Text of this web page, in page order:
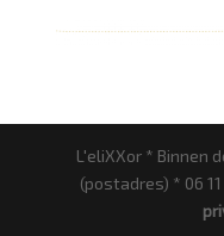
L'eliXXor * Binnen
(postadres) * 06